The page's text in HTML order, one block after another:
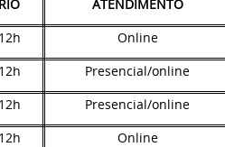
ATENDIMENTO
Online
Presencial/online
Presencial/online
Online